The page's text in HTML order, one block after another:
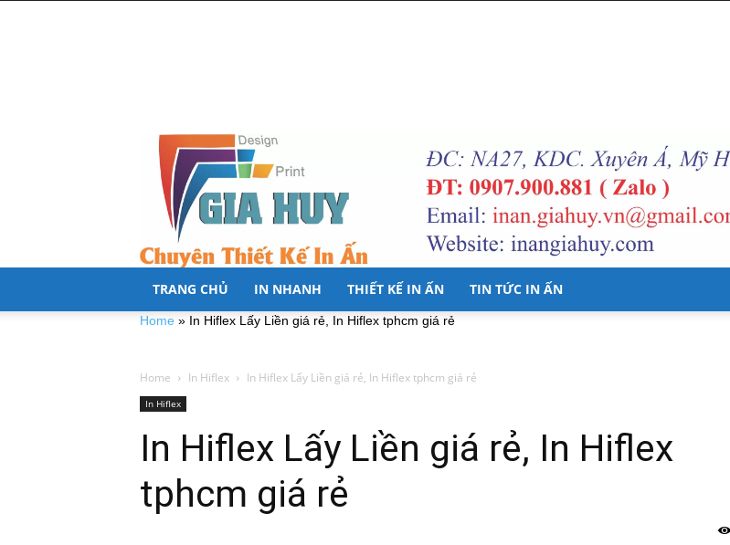
TRANG CHỦ IN NHANH THIẾT KẾ IN ẤN TIN TỨC IN ẤN
Home » In Hiflex Lấy Liền giá rẻ, In Hiflex tphcm giá rẻ
Home In Hiflex In Hiflex Lấy Liền giá rẻ, In Hiflex tphcm giá rẻ
In Hiflex
In Hiflex Lấy Liền giá rẻ, In Hiflex
tphcm giá rẻ